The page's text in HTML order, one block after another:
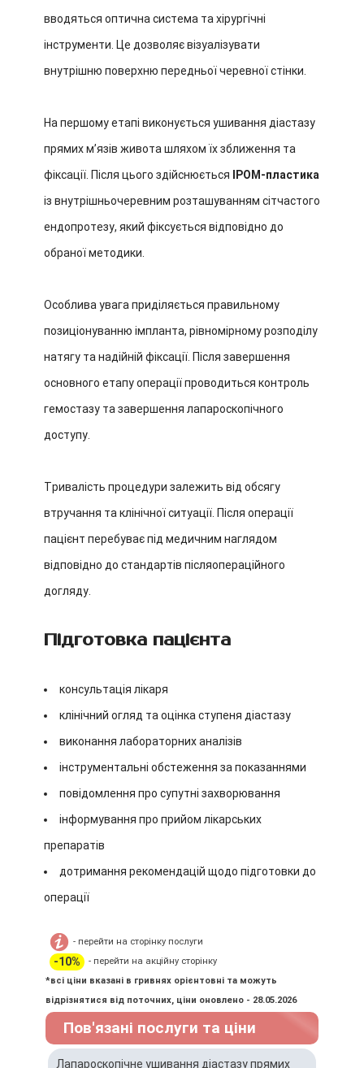
вводяться оптична система та хірургічні
інструменти. Це дозволяє візуалізувати
внутрішню поверхню передньої черевної стінки.
На першому етапі виконується ушивання діастазу
прямих м’язів живота шляхом їх зближення та
фіксації. Після цього здійснюється
IPOM-пластика
із внутрішньочеревним розташуванням сітчастого
ендопротезу, який фіксується відповідно до
обраної методики.
Особлива увага приділяється правильному
позиціонуванню імпланта, рівномірному розподілу
натягу та надійній фіксації. Після завершення
основного етапу операції проводиться контроль
гемостазу та завершення лапароскопічного
доступу.
Тривалість процедури залежить від обсягу
втручання та клінічної ситуації. Після операції
пацієнт перебуває під медичним наглядом
відповідно до стандартів післяопераційного
догляду.
Підготовка пацієнта
консультація лікаря
клінічний огляд та оцінка ступеня діастазу
виконання лабораторних аналізів
інструментальні обстеження за показаннями
повідомлення про супутні захворювання
інформування про прийом лікарських
препаратів
дотримання рекомендацій щодо підготовки до
операції
- перейти на сторінку послуги
-10%
- перейти на акційну сторінку
*всі ціни вказані в гривнях орієнтовні та можуть
відрізнятися від поточних, ціни оновлено - 28.05.2026
Пов'язані послуги та ціни
Лапароскопічне ушивання діастазу прямих